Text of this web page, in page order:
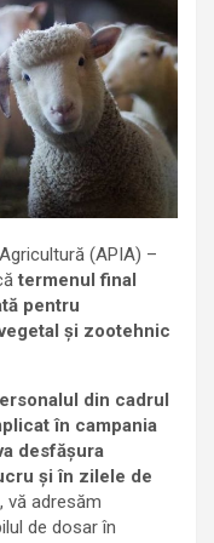
(APIA) –
termenul final
pentru
și zootehnic
din cadrul
în campania
desfășura
și în zilele de
vă adresăm
de dosar în